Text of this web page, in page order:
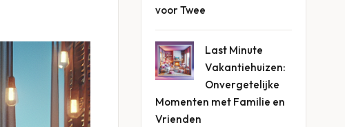
voor Twee
Last Minute
Vakantiehuizen:
Onvergetelijke
Momenten met Familie en
Vrienden